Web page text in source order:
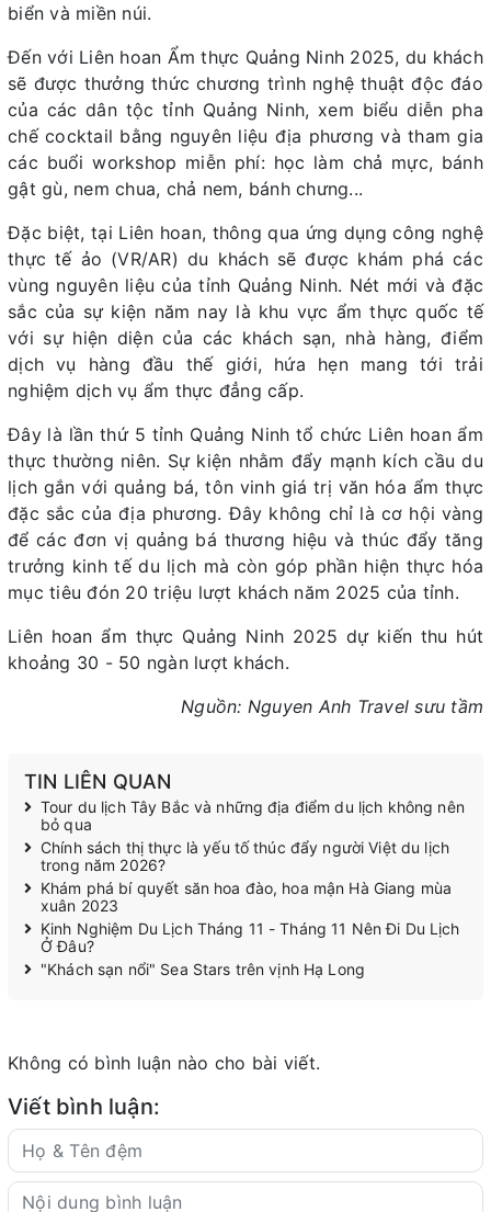
biển và miền núi.
Đến với Liên hoan Ẩm thực Quảng Ninh 2025, du khách
sẽ được thưởng thức chương trình nghệ thuật độc đáo
của các dân tộc tỉnh Quảng Ninh, xem biểu diễn pha
chế cocktail bằng nguyên liệu địa phương và tham gia
các buổi workshop miễn phí: học làm chả mực, bánh
gật gù, nem chua, chả nem, bánh chưng...
Đặc biệt, tại Liên hoan, thông qua ứng dụng công nghệ
thực tế ảo (VR/AR) du khách sẽ được khám phá các
vùng nguyên liệu của tỉnh Quảng Ninh. Nét mới và đặc
sắc của sự kiện năm nay là khu vực ẩm thực quốc tế
với sự hiện diện của các khách sạn, nhà hàng, điểm
dịch vụ hàng đầu thế giới, hứa hẹn mang tới trải
nghiệm dịch vụ ẩm thực đẳng cấp.
Đây là lần thứ 5 tỉnh Quảng Ninh tổ chức Liên hoan ẩm
thực thường niên. Sự kiện nhằm đẩy mạnh kích cầu du
lịch gắn với quảng bá, tôn vinh giá trị văn hóa ẩm thực
đặc sắc của địa phương. Đây không chỉ là cơ hội vàng
để các đơn vị quảng bá thương hiệu và thúc đẩy tăng
trưởng kinh tế du lịch mà còn góp phần hiện thực hóa
mục tiêu đón 20 triệu lượt khách năm 2025 của tỉnh.
Liên hoan ẩm thực Quảng Ninh 2025 dự kiến thu hút
khoảng 30 - 50 ngàn lượt khách.
Nguồn: Nguyen Anh Travel sưu tầm
TIN LIÊN QUAN
Tour du lịch Tây Bắc và những địa điểm du lịch không nên
bỏ qua
Chính sách thị thực là yếu tố thúc đẩy người Việt du lịch
trong năm 2026?
Khám phá bí quyết săn hoa đào, hoa mận Hà Giang mùa
xuân 2023
Kinh Nghiệm Du Lịch Tháng 11 - Tháng 11 Nên Đi Du Lịch
Ở Đâu?
"Khách sạn nổi" Sea Stars trên vịnh Hạ Long
Không có bình luận nào cho bài viết.
Viết bình luận: